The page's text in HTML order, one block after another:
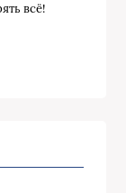
всё!